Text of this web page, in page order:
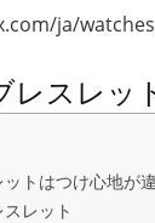
ja/
レスレッ
トはつけ心地が
レット